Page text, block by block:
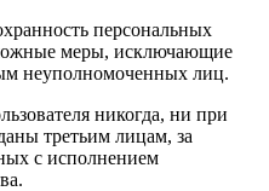
персональных
меры, исключающие
неуполномоченных лиц.
никогда, ни при
третьим лицам, за
с исполнением